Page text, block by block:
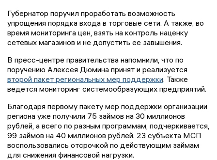
Губернатор поручил проработать возможность
упрощения порядка входа в торговые сети. А также, во
время мониторинга цен, взять на контроль наценку
сетевых магазинов и не допустить ее завышения.
В пресс-центре правительства напомнили, что по
поручению Алексея Дюмина принят и реализуется
второй пакет региональных мер поддержки. Также
ведется мониторинг системообразующих предприятий.
Благодаря первому пакету мер поддержки организации
региона уже получили 75 займов на 30 миллионов
рублей, а всего по разным программам, подчеркивается,
99 займов на 40 миллионов рублей. 23 субъекта МСП
воспользовались отсрочкой по действующим займам
для снижения финансовой нагрузки.